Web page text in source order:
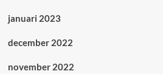
januari 2023
december 2022
november 2022